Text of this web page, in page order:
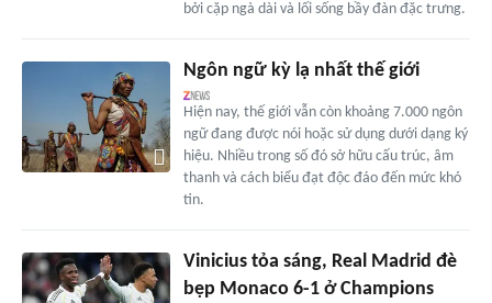
bởi cặp ngà dài và lối sống bầy đàn đặc trưng.
Ngôn ngữ kỳ lạ nhất thế giới
Hiện nay, thế giới vẫn còn khoảng 7.000 ngôn
ngữ đang được nói hoặc sử dụng dưới dạng ký
hiệu. Nhiều trong số đó sở hữu cấu trúc, âm
thanh và cách biểu đạt độc đáo đến mức khó
tin.
Vinicius tỏa sáng, Real Madrid đè
bẹp Monaco 6-1 ở Champions